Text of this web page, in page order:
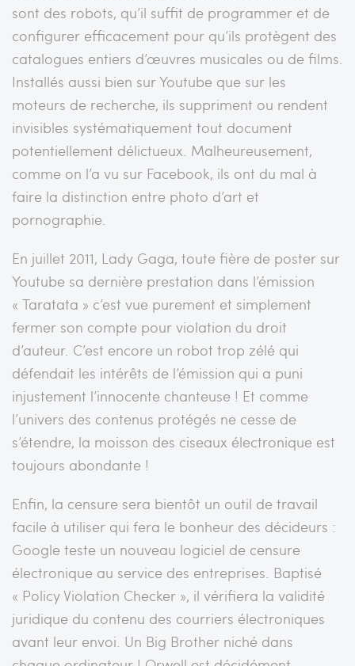
sont des robots, qu’il suffit de programmer et de
configurer efficacement pour qu’ils protègent des
catalogues entiers d’œuvres musicales ou de films.
Installés aussi bien sur Youtube que sur les
moteurs de recherche, ils suppriment ou rendent
invisibles systématiquement tout document
potentiellement délictueux. Malheureusement,
comme on l’a vu sur Facebook, ils ont du mal à
faire la distinction entre photo d’art et
pornographie.
En juillet 2011, Lady Gaga, toute fière de poster sur
Youtube sa dernière prestation dans l’émission
« Taratata » c’est vue purement et simplement
fermer son compte pour violation du droit
d’auteur. C’est encore un robot trop zélé qui
défendait les intérêts de l’émission qui a puni
injustement l’innocente chanteuse ! Et comme
l’univers des contenus protégés ne cesse de
s’étendre, la moisson des ciseaux électronique est
toujours abondante !
Enfin, la censure sera bientôt un outil de travail
facile à utiliser qui fera le bonheur des décideurs :
Google teste un nouveau logiciel de censure
électronique au service des entreprises. Baptisé
« Policy Violation Checker », il vérifiera la validité
juridique du contenu des courriers électroniques
avant leur envoi. Un Big Brother niché dans